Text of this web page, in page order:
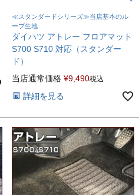
≪スタンダードシリーズ≫当店基本のル
ープ生地
ダイハツ アトレー フロアマット
S700 S710 対応（スタンダー
ド）
当店通常価格 ¥9,490税込
詳細を見る